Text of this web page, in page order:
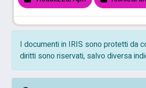
I documenti in IRIS sono protetti da
diritti sono riservati, salvo diversa